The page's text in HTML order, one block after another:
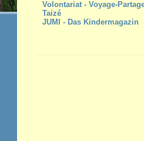
Volontariat - Voyage-
Taizé
JUMI - Das Kindermagazin